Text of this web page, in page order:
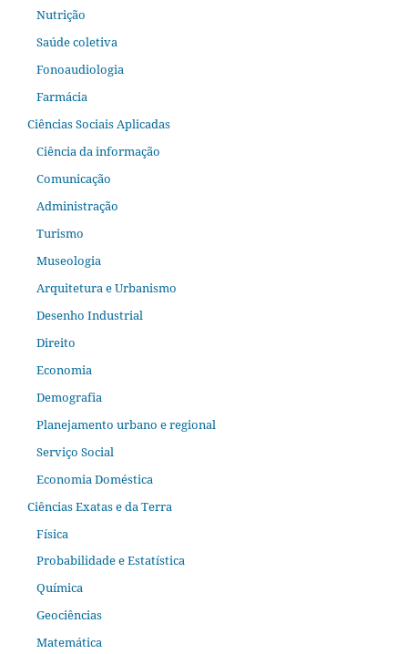
Nutrição
Saúde coletiva
Fonoaudiologia
Farmácia
Ciências Sociais Aplicadas
Ciência da informação
Comunicação
Administração
Turismo
Museologia
Arquitetura e Urbanismo
Desenho Industrial
Direito
Economia
Demografia
Planejamento urbano e regional
Serviço Social
Economia Doméstica
Ciências Exatas e da Terra
Física
Probabilidade e Estatística
Química
Geociências
Matemática